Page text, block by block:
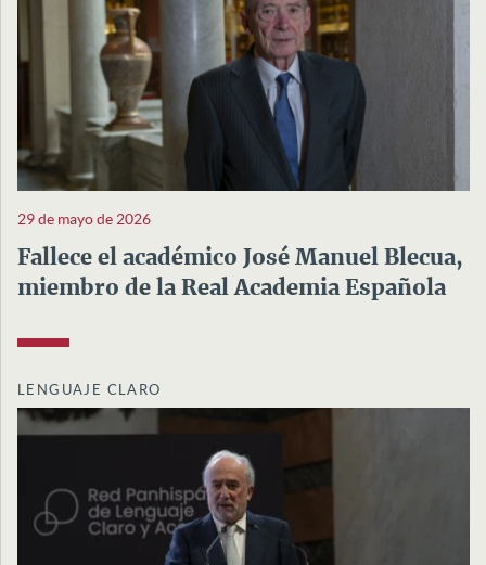
29 de mayo de 2026
Fallece el académico José Manuel Blecua,
miembro de la Real Academia Española
LENGUAJE CLARO